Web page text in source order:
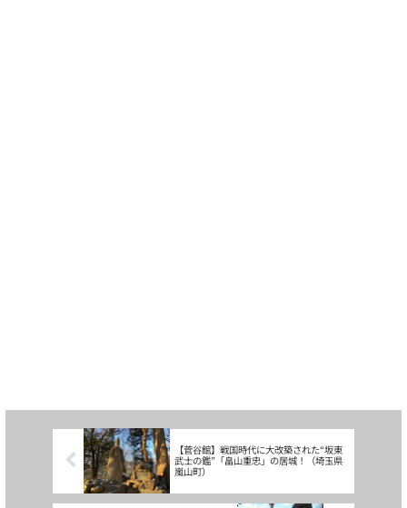
【菅谷館】戦国時代に大改築された“坂東
武士の鑑”「畠山重忠」の居城！（埼玉県
嵐山町）